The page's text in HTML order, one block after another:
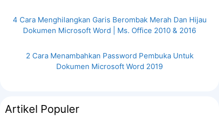
4 Cara Menghilangkan Garis Berombak Merah Dan Hijau
Dokumen Microsoft Word | Ms. Office 2010 & 2016
2 Cara Menambahkan Password Pembuka Untuk
Dokumen Microsoft Word 2019
Artikel Populer